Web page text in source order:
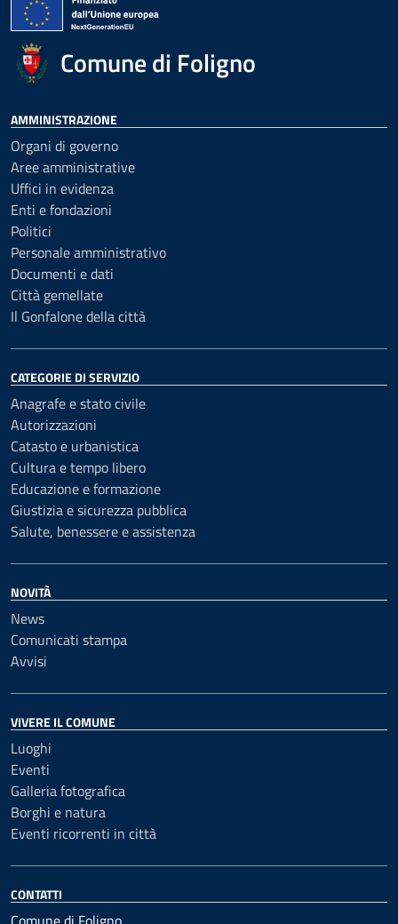
Comune di Foligno
AMMINISTRAZIONE
Organi di governo
Aree amministrative
Uffici in evidenza
Enti e fondazioni
Politici
Personale amministrativo
Documenti e dati
Città gemellate
Il Gonfalone della città
CATEGORIE DI SERVIZIO
Anagrafe e stato civile
Autorizzazioni
Catasto e urbanistica
Cultura e tempo libero
Educazione e formazione
Giustizia e sicurezza pubblica
Salute, benessere e assistenza
NOVITÀ
News
Comunicati stampa
Avvisi
VIVERE IL COMUNE
Luoghi
Eventi
Galleria fotografica
Borghi e natura
Eventi ricorrenti in città
CONTATTI